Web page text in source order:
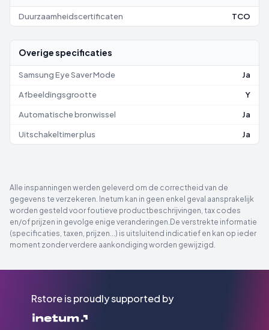
Duurzaamheidscertificaten TCO
Overige specificaties
Samsung Eye Saver Mode Ja
Afbeeldingsgrootte Y
Automatische bronwissel Ja
Uitschakeltimer plus Ja
Alle inspanningen werden geleverd om de correctheid van de
gegevens te verzekeren. Inetum kan in geen enkel geval aansprakelijk
worden gesteld voor foutieve productbeschrijvingen, tax codes
en/of prijzen in gevolge enige veranderingen.De verstrekte informatie
(specificaties, taxen, prijzen...) is uitsluitend indicatief en kan op ieder
moment zonder verdere aankondiging worden gewijzigd.
Rstore is proudly supported by